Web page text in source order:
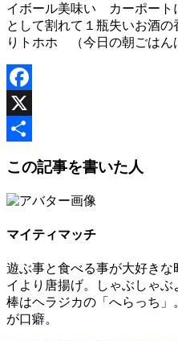
イボール美味い カーポート
として割れて１瓶失いお酒
りトホホ （今日の朝ごはん
Facebook
X
この記事を書いた人
マイティマッチ
遊ぶ事と食べる事が大好きな
イより唐揚げ。しゃぶしゃ
棒はヘラジカの「へらっち」
が口癖。